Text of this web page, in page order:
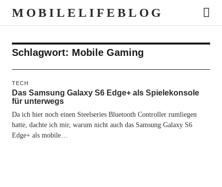
MOBILELIFEBLOG
Schlagwort: Mobile Gaming
TECH
Das Samsung Galaxy S6 Edge+ als Spielekonsole
für unterwegs
Da ich hier noch einen Steelseries Bluetooth Controller rumliegen
hatte, dachte ich mir, warum nicht auch das Samsung Galaxy S6
Edge+ als mobile…